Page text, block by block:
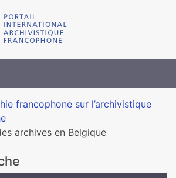
francophone sur l’archivistique
archives en Belgique